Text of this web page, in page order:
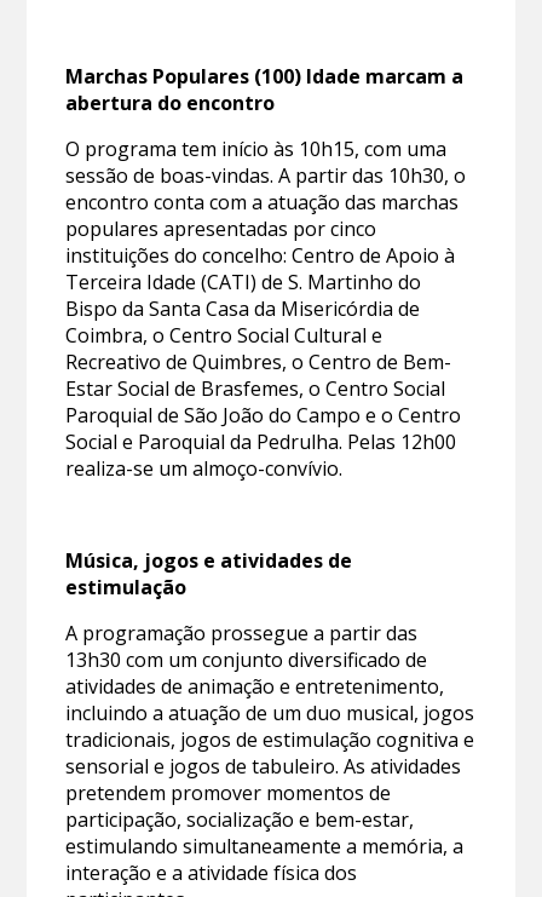
Marchas Populares (100) Idade marcam a
abertura do encontro
O programa tem início às 10h15, com uma
sessão de boas-vindas. A partir das 10h30, o
encontro conta com a atuação das marchas
populares apresentadas por cinco
instituições do concelho: Centro de Apoio à
Terceira Idade (CATI) de S. Martinho do
Bispo da Santa Casa da Misericórdia de
Coimbra, o Centro Social Cultural e
Recreativo de Quimbres, o Centro de Bem-
Estar Social de Brasfemes, o Centro Social
Paroquial de São João do Campo e o Centro
Social e Paroquial da Pedrulha. Pelas 12h00
realiza-se um almoço-convívio.
Música, jogos e atividades de
estimulação
A programação prossegue a partir das
13h30 com um conjunto diversificado de
atividades de animação e entretenimento,
incluindo a atuação de um duo musical, jogos
tradicionais, jogos de estimulação cognitiva e
sensorial e jogos de tabuleiro. As atividades
pretendem promover momentos de
participação, socialização e bem-estar,
estimulando simultaneamente a memória, a
interação e a atividade física dos